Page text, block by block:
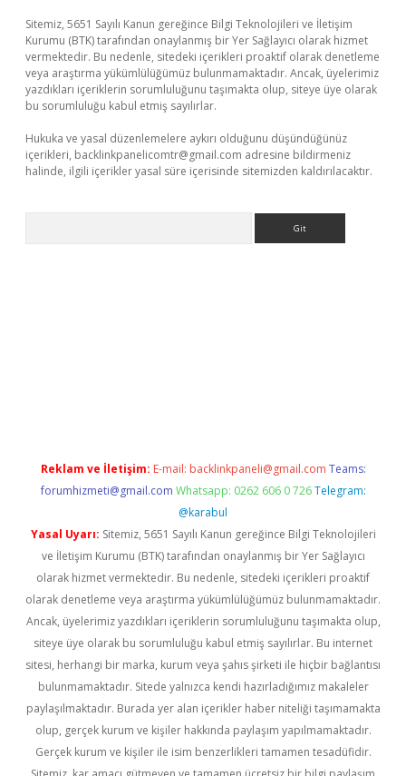
Sitemiz, 5651 Sayılı Kanun gereğince Bilgi Teknolojileri ve İletişim
Kurumu (BTK) tarafından onaylanmış bir Yer Sağlayıcı olarak hizmet
vermektedir. Bu nedenle, sitedeki içerikleri proaktif olarak denetleme
veya araştırma yükümlülüğümüz bulunmamaktadır. Ancak, üyelerimiz
yazdıkları içeriklerin sorumluluğunu taşımakta olup, siteye üye olarak
bu sorumluluğu kabul etmiş sayılırlar.
Hukuka ve yasal düzenlemelere aykırı olduğunu düşündüğünüz
içerikleri, backlinkpanelicomtr@gmail.com adresine bildirmeniz
halinde, ilgili içerikler yasal süre içerisinde sitemizden kaldırılacaktır.
Reklam ve İletişim: E-mail: backlinkpaneli@gmail.com Teams:
forumhizmeti@gmail.com Whatsapp: 0262 606 0 726 Telegram:
@karabul
Yasal Uyarı: Sitemiz, 5651 Sayılı Kanun gereğince Bilgi Teknolojileri
ve İletişim Kurumu (BTK) tarafından onaylanmış bir Yer Sağlayıcı
olarak hizmet vermektedir. Bu nedenle, sitedeki içerikleri proaktif
olarak denetleme veya araştırma yükümlülüğümüz bulunmamaktadır.
Ancak, üyelerimiz yazdıkları içeriklerin sorumluluğunu taşımakta olup,
siteye üye olarak bu sorumluluğu kabul etmiş sayılırlar. Bu internet
sitesi, herhangi bir marka, kurum veya şahıs şirketi ile hiçbir bağlantısı
bulunmamaktadır. Sitede yalnızca kendi hazırladığımız makaleler
paylaşılmaktadır. Burada yer alan içerikler haber niteliği taşımamakta
olup, gerçek kurum ve kişiler hakkında paylaşım yapılmamaktadır.
Gerçek kurum ve kişiler ile isim benzerlikleri tamamen tesadüfidir.